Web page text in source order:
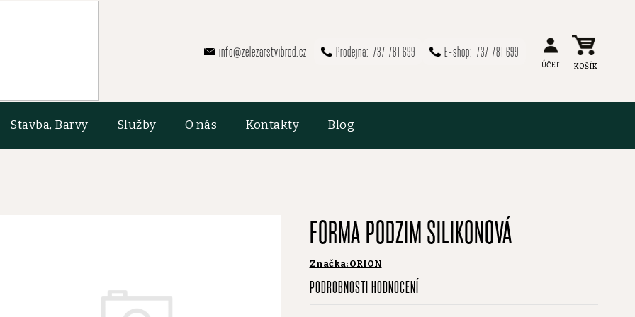
737 781 699
737 781 699
info@zelezarstvibrod.cz
Stavba, Barvy Služby O nás Kontakty Blog
FORMA PODZIM SILIKONOVÁ
Průměrné
hodnocení
PODROBNOSTI HODNOCENÍ
Značka: ORION